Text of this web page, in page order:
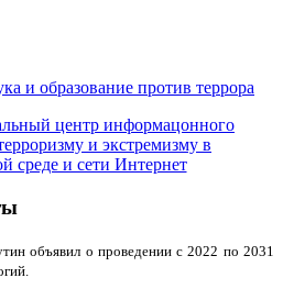
и образование против террора
центр информацонного
и экстремизму в
среде и сети Интернет
объявил о проведении с 2022 по 2031